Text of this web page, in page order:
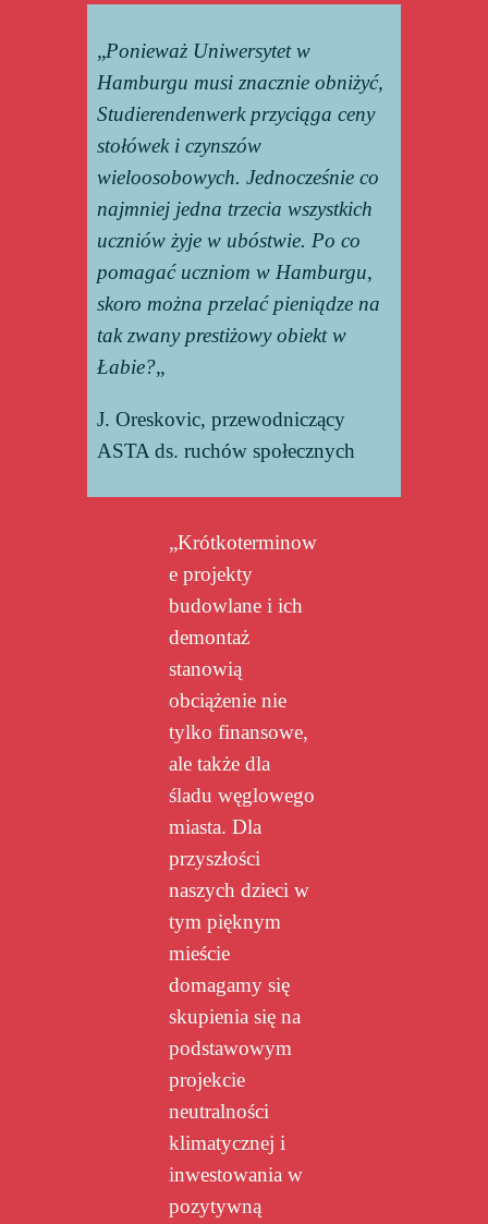
„Ponieważ Uniwersytet w
Hamburgu musi znacznie obniżyć,
Studierendenwerk przyciąga ceny
stołówek i czynszów
wieloosobowych. Jednocześnie co
najmniej jedna trzecia wszystkich
uczniów żyje w ubóstwie. Po co
pomagać uczniom w Hamburgu,
skoro można przelać pieniądze na
tak zwany prestiżowy obiekt w
Łabie?„
J. Oreskovic, przewodniczący
ASTA ds. ruchów społecznych
„Krótkoterminow
e projekty
budowlane i ich
demontaż
stanowią
obciążenie nie
tylko finansowe,
ale także dla
śladu węglowego
miasta. Dla
przyszłości
naszych dzieci w
tym pięknym
mieście
domagamy się
skupienia się na
podstawowym
projekcie
neutralności
klimatycznej i
inwestowania w
pozytywną